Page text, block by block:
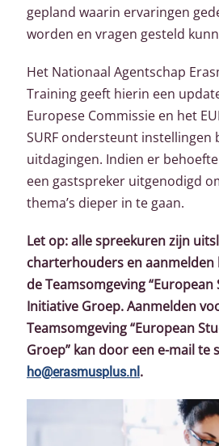
gepland waarin ervaringen
worden en vragen gesteld
Het Nationaal Agentschap
Training geeft hierin een
Europese Commissie en het
SURF ondersteunt instellingen
uitdagingen. Indien er
een gastspreker uitgenodigd
thema’s dieper in te gaan.
Let op: alle spreekuren zijn
charterhouders en
de Teamsomgeving “European
Initiative Groep. Aanmelden
Teamsomgeving “European
Groep” kan door een e-mail te
ho@erasmusplus.nl.